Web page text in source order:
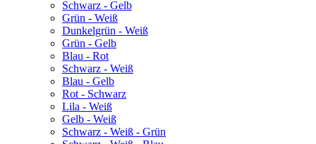
Schwarz - Gelb
Grün - Weiß
Dunkelgrün - Weiß
Grün - Gelb
Blau - Rot
Schwarz - Weiß
Blau - Gelb
Rot - Schwarz
Lila - Weiß
Gelb - Weiß
Schwarz - Weiß - Grün